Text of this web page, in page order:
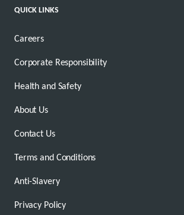
QUICK LINKS
Careers
Corporate Responsibility
Health and Safety
About Us
Contact Us
Terms and Conditions
Anti-Slavery
Privacy Policy